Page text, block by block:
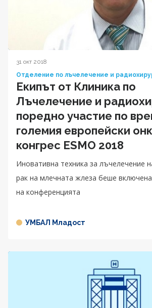
31 окт 2018
Отделение по лъчелечение и
Екипът от Клиника по
Лъчелечение и
поредно участие по
големия европейски
конгрес ESMO 2018
Иновативна техника за лъчелечение
рак на млечната жлеза беше
на конференцията
УМБАЛ Младост